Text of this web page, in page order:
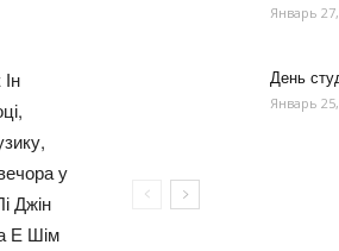
у
Джін
Е Шім
Январь
День
Январь